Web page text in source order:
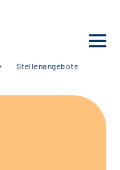
Stellenangebote